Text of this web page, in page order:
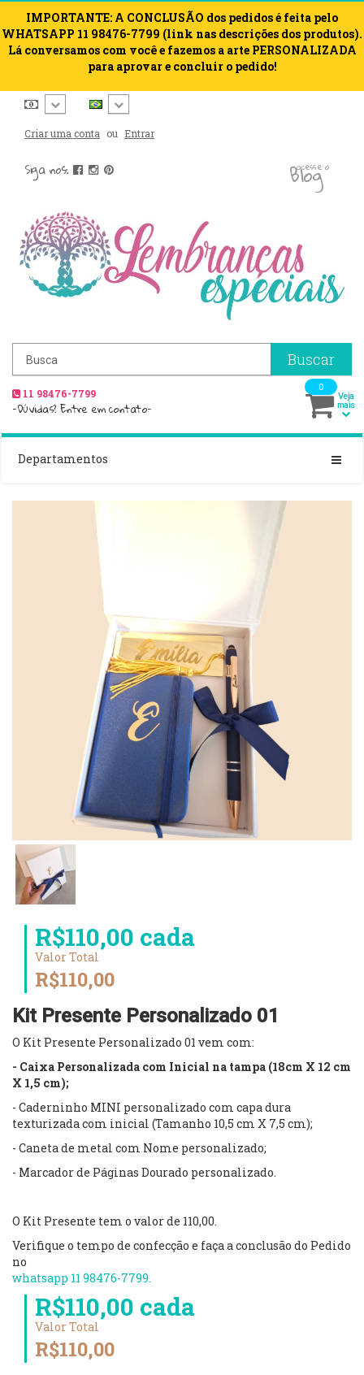
IMPORTANTE: A CONCLUSÃO dos pedidos é feita pelo
WHATSAPP 11 98476-7799 (link nas descrições dos produtos).
Lá conversamos com você e fazemos a arte PERSONALIZADA
para aprovar e concluir o pedido!
Criar uma conta ou Entrar
Siga nos: acesse o
blog
Buscar
11 98476-7799
-Dúvidas? Entre em contato-
0
Veja
mais
Departamentos
R$110,00 cada
Valor Total
R$110,00
Kit Presente Personalizado 01
O Kit Presente Personalizado 01 vem com:
- Caixa Personalizada com Inicial na tampa (18cm X 12 cm
X 1,5 cm);
- Caderninho MINI personalizado com capa dura
texturizada com inicial (Tamanho 10,5 cm X 7,5 cm);
- Caneta de metal com Nome personalizado;
- Marcador de Páginas Dourado personalizado.
O Kit Presente tem o valor de 110,00.
Verifique o tempo de confecção e faça a conclusão do Pedido
no
whatsapp 11 98476-7799.
R$110,00 cada
Valor Total
R$110,00